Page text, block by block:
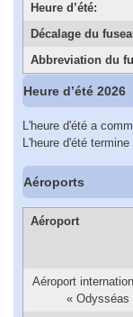
Heure d’été:
Décalage du
Abbreviation du
Heure d’été 2026
L'heure d'été a
L'heure d'été
Aéroports
Aéroport
Aéroport
«